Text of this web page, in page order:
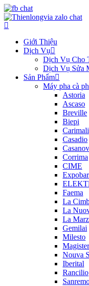
Giới Thiệu
Dịch Vụ
Dịch Vụ Cho
Dịch Vụ Sửa
Sản Phẩm
Máy pha cà
Astoria
Ascaso
Breville
Biepi
Carimali
Casadio
Corrima
CIME
Expobar
Faema
La
La
La
Gemilai
Milesto
Magister
Nouva
Iberital
Rancilio